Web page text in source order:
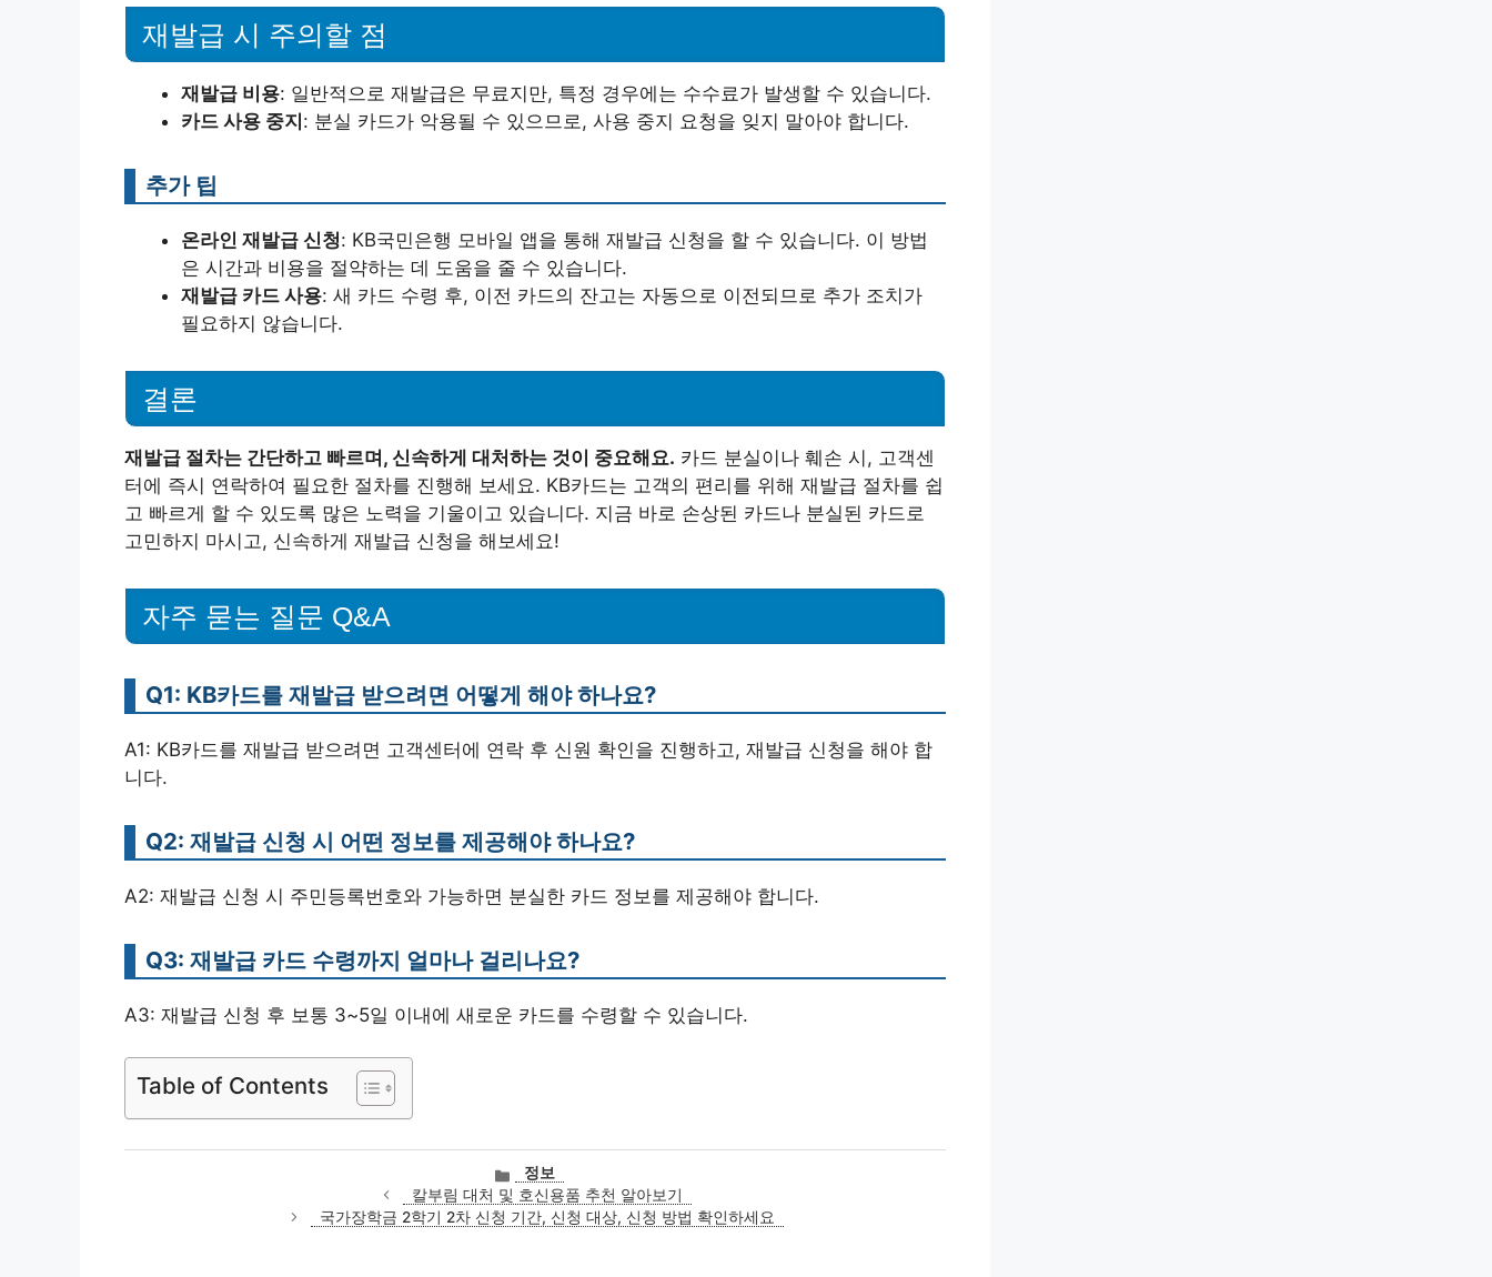
재발급 시 주의할 점
재발급 비용: 일반적으로 재발급은 무료지만, 특정 경우에는 수수료가 발생할 수 있습니다.
카드 사용 중지 : 분실 카드가 악용될 수 있으므로, 사용 중지 요청을 잊지 말아야 합니다.
추가 팁
온라인 재발급 신청: KB국민은행 모바일 앱을 통해 재발급 신청을 할 수 있습니다. 이 방법
은 시간과 비용을 절약하는 데 도움을 줄 수 있습니다.
재발급 카드 사용: 새 카드 수령 후, 이전 카드의 잔고는 자동으로 이전되므로 추가 조치가
필요하지 않습니다.
결론
재발급 절차는 간단하고 빠르며, 신속하게 대처하는 것이 중요해요. 카드 분실이나 훼손 시, 고객센
터에 즉시 연락하여 필요한 절차를 진행해 보세요. KB카드는 고객의 편리를 위해 재발급 절차를 쉽
고 빠르게 할 수 있도록 많은 노력을 기울이고 있습니다. 지금 바로 손상된 카드나 분실된 카드로
고민하지 마시고, 신속하게 재발급 신청을 해보세요!
자주 묻는 질문 Q&A
Q1: KB카드를 재발급 받으려면 어떻게 해야 하나요?
A1: KB카드를 재발급 받으려면 고객센터에 연락 후 신원 확인을 진행하고, 재발급 신청을 해야 합
니다.
Q2: 재발급 신청 시 어떤 정보를 제공해야 하나요?
A2: 재발급 신청 시 주민등록번호와 가능하면 분실한 카드 정보를 제공해야 합니다.
Q3: 재발급 카드 수령까지 얼마나 걸리나요?
A3: 재발급 신청 후 보통 3~5일 이내에 새로운 카드를 수령할 수 있습니다.
Table of Contents
카
테
고
정보
칼부림 대처 및 호신용품 추천 알아보기
국가장학금 2학기 2차 신청 기간, 신청 대상, 신청 방법 확인하세요